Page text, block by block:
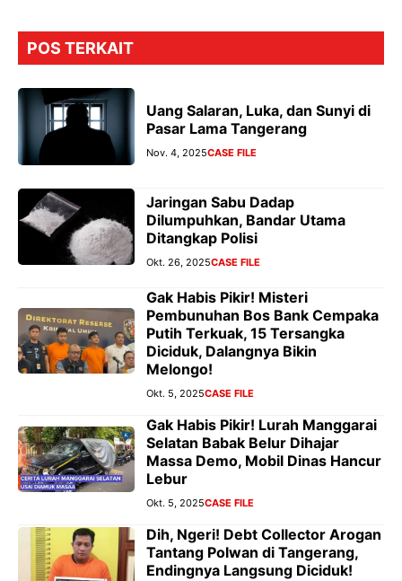
POS TERKAIT
Uang Salaran, Luka, dan Sunyi di
Pasar Lama Tangerang
Nov. 4, 2025CASE FILE
Jaringan Sabu Dadap
Dilumpuhkan, Bandar Utama
Ditangkap Polisi
Okt. 26, 2025CASE FILE
Gak Habis Pikir! Misteri
Pembunuhan Bos Bank Cempaka
Putih Terkuak, 15 Tersangka
Diciduk, Dalangnya Bikin
Melongo!
Okt. 5, 2025CASE FILE
Gak Habis Pikir! Lurah Manggarai
Selatan Babak Belur Dihajar
Massa Demo, Mobil Dinas Hancur
Lebur
Okt. 5, 2025CASE FILE
Dih, Ngeri! Debt Collector Arogan
Tantang Polwan di Tangerang,
Endingnya Langsung Diciduk!